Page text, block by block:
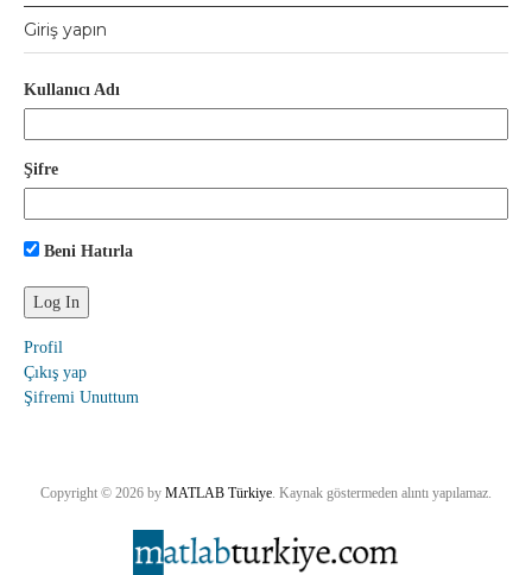
Giriş yapın
Kullanıcı Adı
Şifre
Beni Hatırla
Profil
Çıkış yap
Şifremi Unuttum
Copyright © 2026 by MATLAB Türkiye . Kaynak göstermeden alıntı yapılamaz.